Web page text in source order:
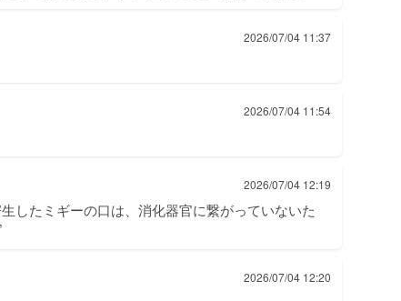
2026/07/04 11:37
2026/07/04 11:54
2026/07/04 12:19
したミギーの口は、消化器官に繋がっていないた
2026/07/04 12:20